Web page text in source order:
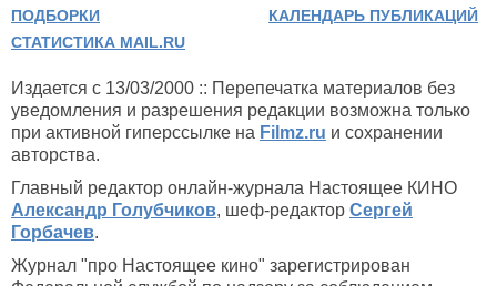
ПОДБОРКИ
КАЛЕНДАРЬ ПУБЛИКАЦИЙ
СТАТИСТИКА MAIL.RU
Издается с 13/03/2000 :: Перепечатка материалов без
уведомления и разрешения редакции возможна только
при активной гиперссылке на Filmz.ru и сохранении
авторства.
Главный редактор онлайн-журнала Настоящее КИНО
Александр Голубчиков, шеф-редактор Сергей
Горбачев.
Журнал "про Настоящее кино" зарегистрирован